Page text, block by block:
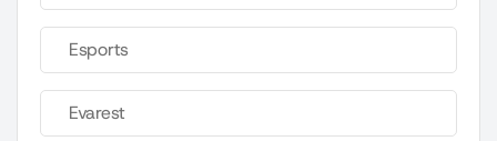
Esports
Evarest